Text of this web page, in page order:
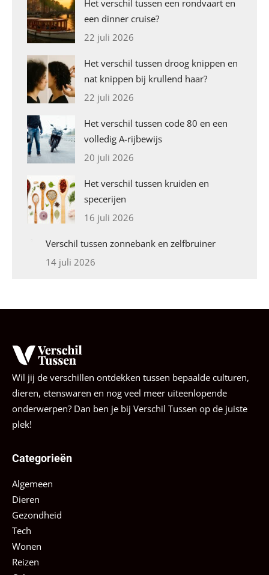
Het verschil tussen een rondvaart en
een dinner cruise?
22 juli 2026
Het verschil tussen droog knippen en
nat knippen bij krullend haar?
22 juli 2026
Het verschil tussen code 80 en een
volledig A-rijbewijs
20 juli 2026
Het verschil tussen kruiden en
specerijen
16 juli 2026
Verschil tussen zonnebank en zelfbruiner
14 juli 2026
Wil jij de verschillen ontdekken tussen bepaalde culturen,
dieren, etenswaren en nog veel meer uiteenlopende
onderwerpen? Dan ben je bij Verschil Tussen op de juiste
plek!
Categorieën
Algemeen
Dieren
Gezondheid
Tech
Wonen
Reizen